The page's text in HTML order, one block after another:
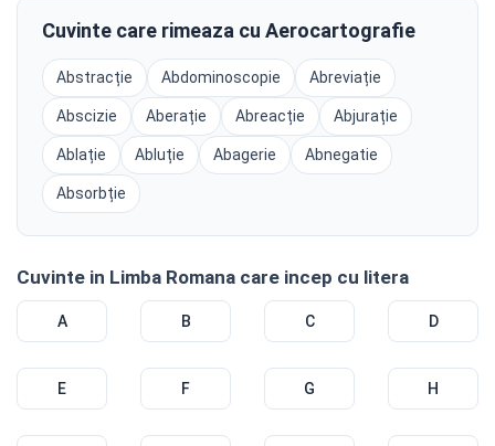
Cuvinte care rimeaza cu Aerocartografie
Abstracție Abdominoscopie Abreviație
Abscizie Aberație Abreacție Abjurație
Ablație Abluție Abagerie Abnegatie
Absorbție
Cuvinte in Limba Romana care incep cu litera
A B C D
E F G H